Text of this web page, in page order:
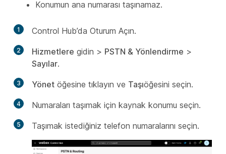
Konumun ana numarası taşınamaz.
1 Control Hub’da Oturum Açın.
2 Hizmetlere gidin > PSTN & Yönlendirme >
Sayılar.
3 Yönet öğesine tıklayın ve Taşıöğesini seçin.
4 Numaraları taşımak için kaynak konumu seçin.
5 Taşımak istediğiniz telefon numaralarını seçin.